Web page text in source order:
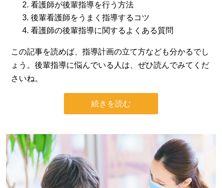
看護師が後輩指導を行う方法
後輩看護師をうまく指導するコツ
看護師の後輩指導に関するよくある質問
この記事を読めば、指導計画の立て方なども分かるでし
ょう。後輩指導に悩んでいる人は、ぜひ読んでみてくだ
さいね。
続きを読む